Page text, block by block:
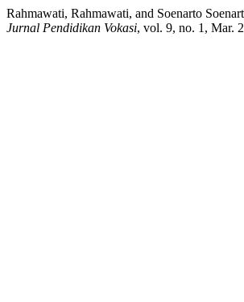
Rahmawati, Rahmawati, and Soenarto
Jurnal Pendidikan Vokasi, vol. 9, no. 1, Mar.